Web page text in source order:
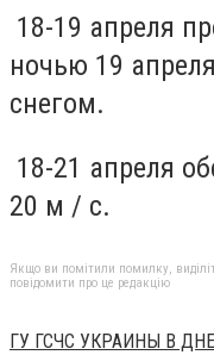
18-19 апреля
ночью 19
снегом.
18-21 апреля
20 м / с.
Якщо ви помітили помилку,
повідомити про це редакцію
ГУ ГСЧС УКРАИНЫ В